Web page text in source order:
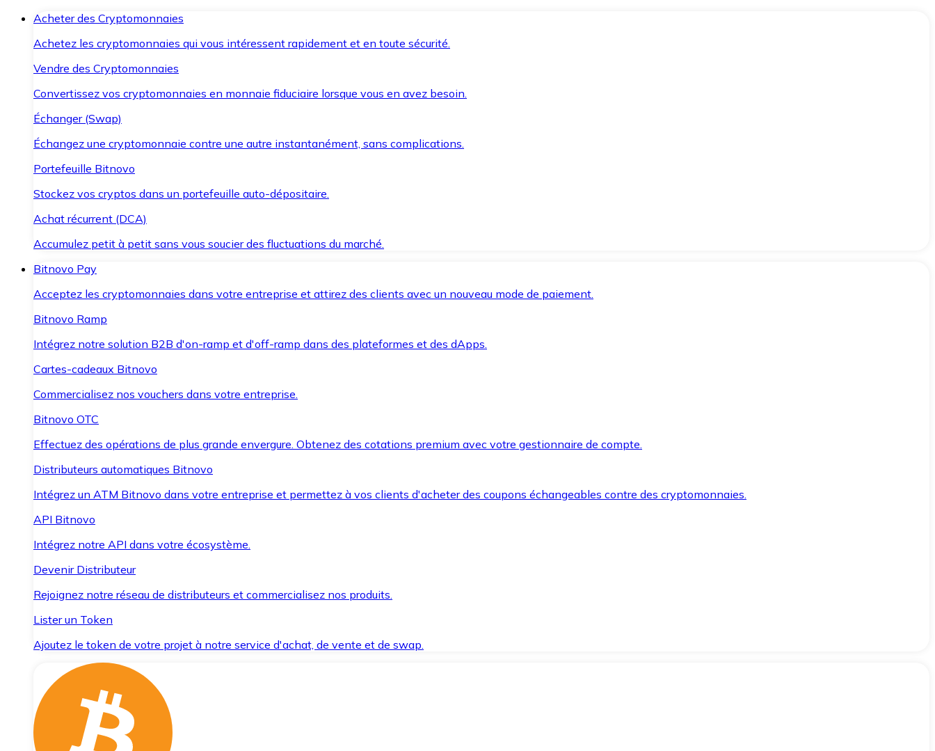
Acheter des Cryptomonnaies
Achetez les cryptomonnaies qui vous intéressent rapidement et en toute sécurité.
Vendre des Cryptomonnaies
Convertissez vos cryptomonnaies en monnaie fiduciaire lorsque vous en avez besoin.
Échanger (Swap)
Échangez une cryptomonnaie contre une autre instantanément, sans complications.
Portefeuille Bitnovo
Stockez vos cryptos dans un portefeuille auto-dépositaire.
Achat récurrent (DCA)
Accumulez petit à petit sans vous soucier des fluctuations du marché.
Bitnovo Pay
Acceptez les cryptomonnaies dans votre entreprise et attirez des clients avec un nouveau mode de paiement.
Bitnovo Ramp
Intégrez notre solution B2B d'on-ramp et d'off-ramp dans des plateformes et des dApps.
Cartes-cadeaux Bitnovo
Commercialisez nos vouchers dans votre entreprise.
Bitnovo OTC
Effectuez des opérations de plus grande envergure. Obtenez des cotations premium avec votre gestionnaire de compte.
Distributeurs automatiques Bitnovo
Intégrez un ATM Bitnovo dans votre entreprise et permettez à vos clients d'acheter des coupons échangeables contre des cryptomonnaies.
API Bitnovo
Intégrez notre API dans votre écosystème.
Devenir Distributeur
Rejoignez notre réseau de distributeurs et commercialisez nos produits.
Lister un Token
Ajoutez le token de votre projet à notre service d'achat, de vente et de swap.